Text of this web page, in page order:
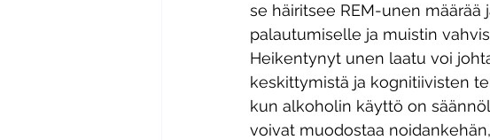
se häiritsee REM-unen
palautumiselle ja muistin
Heikentynyt unen laatu voi
keskittymistä ja kognitiivisten
kun alkoholin käyttö on
voivat muodostaa